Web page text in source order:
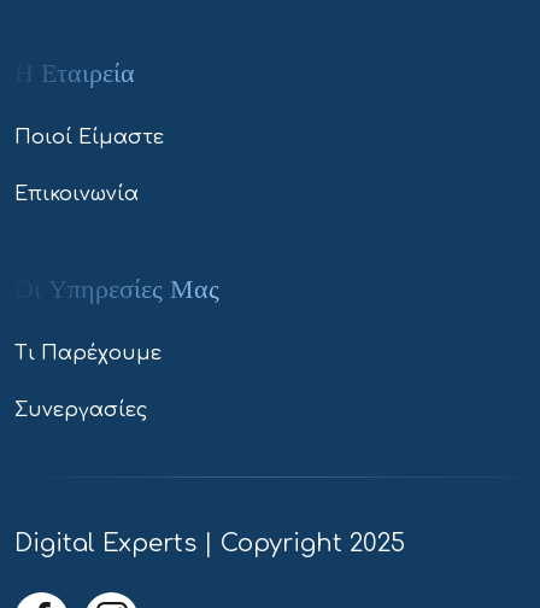
Η Εταιρεία
Ποιοί Είμαστε
Επικοινωνία
Οι Υπηρεσίες Μας
Τι Παρέχουμε
Συνεργασίες
Digital Experts | Copyright 2025